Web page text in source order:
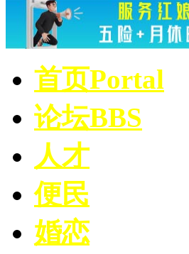
首页Portal
论坛BBS
人才
便民
婚恋